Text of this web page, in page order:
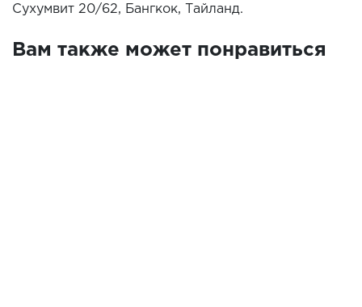
Сухумвит 20/62, Бангкок, Тайланд.
Вам также может понравиться